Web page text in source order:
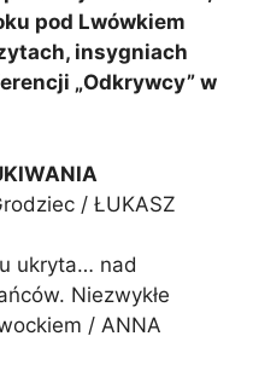
pod Lwówkiem
insygniach
„Odkrywcy” w
/ ŁUKASZ
ukryta… nad
Niezwykłe
/ ANNA